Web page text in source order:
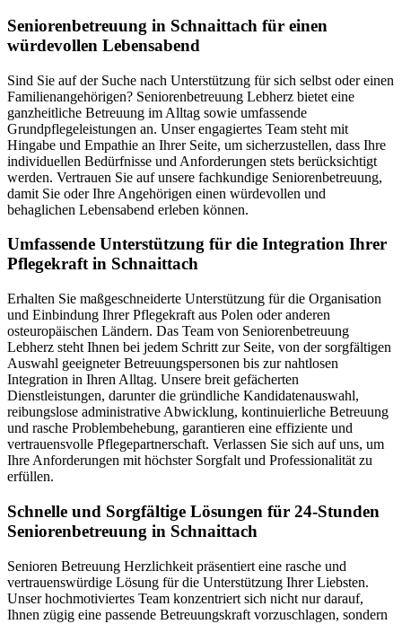
Senioren­betreuung in Schnaittach für einen
würdevollen Lebensabend
Sind Sie auf der Suche nach Unterstützung für sich selbst oder einen
Familienangehörigen? Seniorenbetreuung Lebherz bietet eine
ganzheitliche Betreuung im Alltag sowie umfassende
Grundpflegeleistungen an. Unser engagiertes Team steht mit
Hingabe und Empathie an Ihrer Seite, um sicherzustellen, dass Ihre
individuellen Bedürfnisse und Anforderungen stets berücksichtigt
werden. Vertrauen Sie auf unsere fachkundige Seniorenbetreuung,
damit Sie oder Ihre Angehörigen einen würdevollen und
behaglichen Lebensabend erleben können.
Umfassende Unterstützung für die Integration Ihrer
Pflegekraft in Schnaittach
Erhalten Sie maßgeschneiderte Unterstützung für die Organisation
und Einbindung Ihrer Pflegekraft aus Polen oder anderen
osteuropäischen Ländern. Das Team von Seniorenbetreuung
Lebherz steht Ihnen bei jedem Schritt zur Seite, von der sorgfältigen
Auswahl geeigneter Betreuungspersonen bis zur nahtlosen
Integration in Ihren Alltag. Unsere breit gefächerten
Dienstleistungen, darunter die gründliche Kandidatenauswahl,
reibungslose administrative Abwicklung, kontinuierliche Betreuung
und rasche Problembehebung, garantieren eine effiziente und
vertrauensvolle Pflegepartnerschaft. Verlassen Sie sich auf uns, um
Ihre Anforderungen mit höchster Sorgfalt und Professionalität zu
erfüllen.
Schnelle und Sorgfältige Lösungen für 24-Stunden
Seniorenbetreuung in Schnaittach
Senioren Betreuung Herzlichkeit präsentiert eine rasche und
vertrauenswürdige Lösung für die Unterstützung Ihrer Liebsten.
Unser hochmotiviertes Team konzentriert sich nicht nur darauf,
Ihnen zügig eine passende Betreuungskraft vorzuschlagen, sondern